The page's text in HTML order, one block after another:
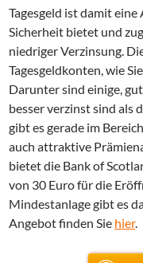
Tagesgeld ist damit
Sicherheit bietet und
niedriger Verzinsung.
Tagesgeldkonten, wie
Darunter sind einige,
besser verzinst sind als
gibt es gerade im
auch attraktive
bietet die Bank of
von 30 Euro für die
Mindestanlage gibt es
Angebot finden Sie hier.